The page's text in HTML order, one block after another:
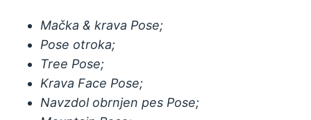
Mačka & krava Pose;
Pose otroka;
Tree Pose;
Krava Face Pose;
Navzdol obrnjen pes Pose;